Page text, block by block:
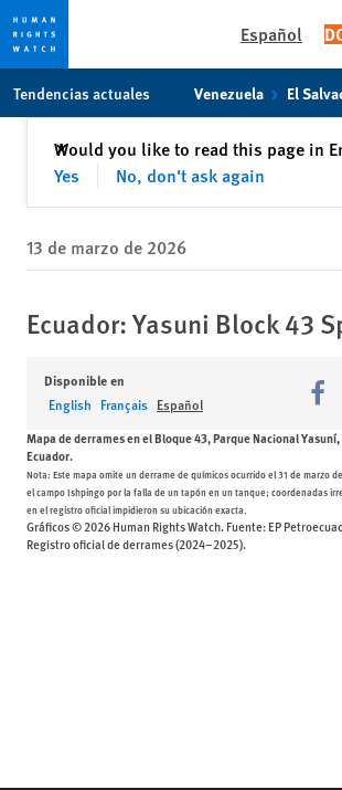
content
content
Español
Tendencias actuales Venezuela El
Would you like to read this page in
Yes
No, don't ask again
✕Cerrar
13 de marzo de 2026
Ecuador: Yasuni Block 43
Disponible en
English Français Español
Mapa de derrames en el Bloque 43, Parque Nacional Yasuní,
Ecuador.
Nota: Este mapa omite un derrame de químicos ocurrido el 31 de marzo
el campo Ishpingo por la falla de un tapón en un tanque; coordenadas
en el registro oficial impidieron su ubicación exacta.
Gráficos © 2026 Human Rights Watch. Fuente: EP
Registro oficial de derrames (2024–2025).